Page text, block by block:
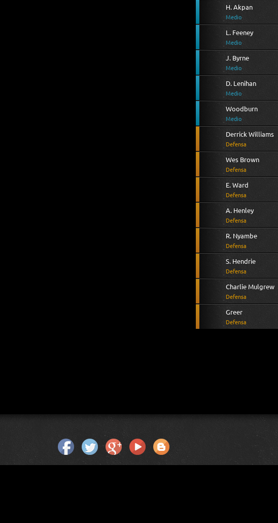
H. Akpan
Medio
L. Feeney
Medio
J. Byrne
Medio
D. Lenihan
Medio
Woodburn
Medio
Derrick Williams
Defensa
Wes Brown
Defensa
E. Ward
Defensa
A. Henley
Defensa
R. Nyambe
Defensa
S. Hendrie
Defensa
Charlie Mulgrew
Defensa
Greer
Defensa